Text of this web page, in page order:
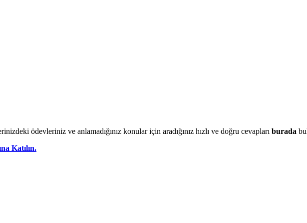
ödevleriniz ve anlamadığınız konular için aradığınız hızlı ve doğru cevapları burada
Katılın.